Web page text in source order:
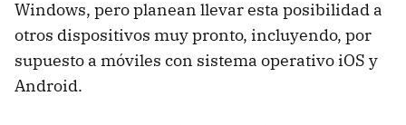
Windows, pero planean llevar esta posibilidad a
otros dispositivos muy pronto, incluyendo, por
supuesto a móviles con sistema operativo iOS y
Android.